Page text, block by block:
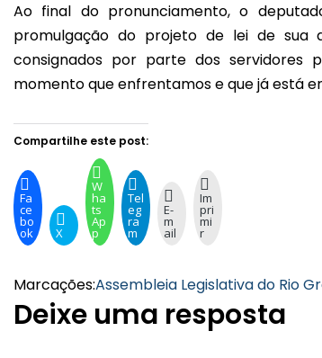
Ao final do pronunciamento, o
promulgação do projeto de lei de sua
consignados por parte dos servidores
momento que enfrentamos e que já está
Compartilhe este post:
Fa
ce
bo
ok X
W
ha
ts
Ap
p
Tel
eg
ra
m
E-
m
ail
Im
pri
mi
r
Marcações:Assembleia Legislativa do Rio
Deixe uma resposta